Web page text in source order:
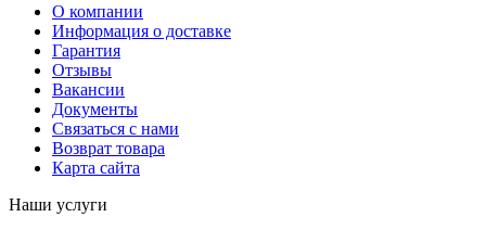
О компании
Информация о доставке
Гарантия
Отзывы
Вакансии
Документы
Связаться с нами
Возврат товара
Карта сайта
Наши услуги